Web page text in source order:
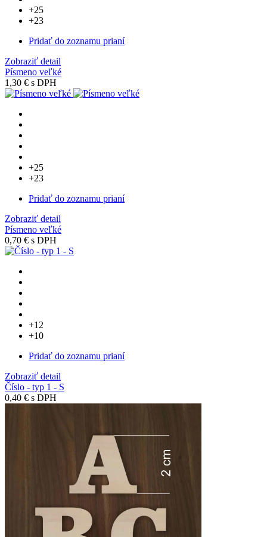
+25
+23
Pridať do zoznamu prianí
Zobraziť detail
Písmeno veľké
1,30 € s DPH
+25
+23
Pridať do zoznamu prianí
Zobraziť detail
Písmeno veľké
0,70 € s DPH
+12
+10
Pridať do zoznamu prianí
Zobraziť detail
Číslo - typ 1 - S
0,40 € s DPH